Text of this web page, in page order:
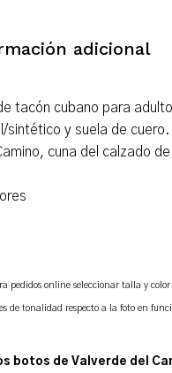
adicional
tacón cubano para
sintético y suela de
cuna del calzado
pedidos online seleccionar talla y
de tonalidad respecto a la foto en
botos de Valverde del